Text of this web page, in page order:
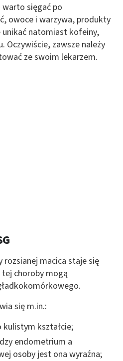
warto sięgać po
owoce i warzywa, produkty
natomiast kofeiny,
Oczywiście, zawsze należy
ze swoim lekarzem.
rozsianej macica staje się
choroby mogą
się m.in.:
kulistym kształcie;
endometrium a
osoby jest ona wyraźna;